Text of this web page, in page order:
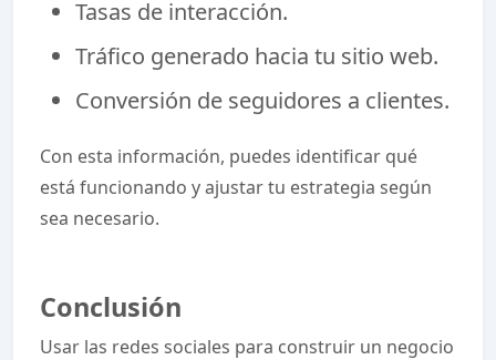
Tasas de interacción.
Tráfico generado hacia tu sitio web.
Conversión de seguidores a clientes.
Con esta información, puedes identificar qué
está funcionando y ajustar tu estrategia según
sea necesario.
Conclusión
Usar las redes sociales para construir un negocio